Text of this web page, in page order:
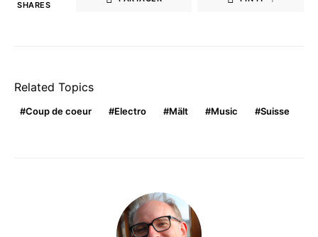
SHARES
Related Topics
Coup de coeur Electro Mält Music Suisse